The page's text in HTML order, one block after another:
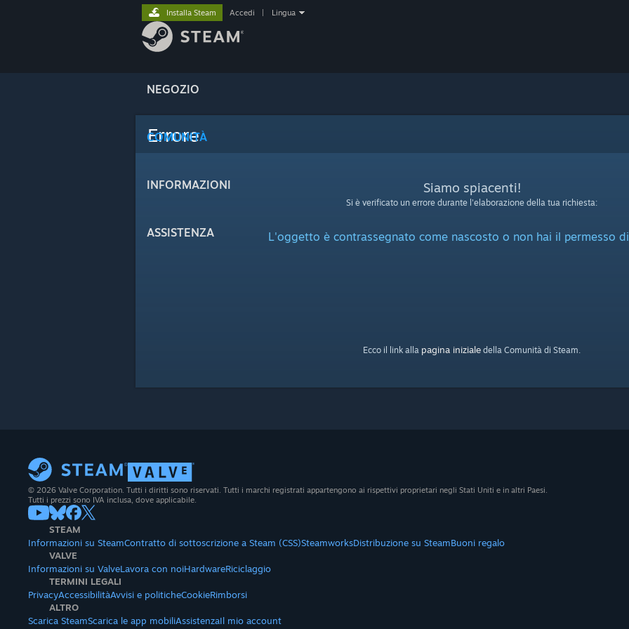
NEGOZIO
COMUNITÀ
INFORMAZIONI
ASSISTENZA
Installa Steam Accedi Lingua
Errore
Siamo spiacenti!
Si è verificato un errore durante l'elaborazione della tua richiesta:
L'oggetto è contrassegnato come nascosto o non hai il permesso
Ecco il link alla pagina iniziale della Comunità di Steam.
© 2026 Valve Corporation. Tutti i diritti sono riservati. Tutti i marchi registrati appartengono ai rispettivi proprietari negli Stati Uniti e in altri Paesi.
Tutti i prezzi sono IVA inclusa, dove applicabile.
STEAM
Informazioni su SteamContratto di sottoscrizione a Steam (CSS)SteamworksDistribuzione su SteamBuoni regalo
VALVE
Informazioni su ValveLavora con noiHardwareRiciclaggio
TERMINI LEGALI
PrivacyAccessibilitàAvvisi e politicheCookieRimborsi
ALTRO
Scarica SteamScarica le app mobiliAssistenzaIl mio account